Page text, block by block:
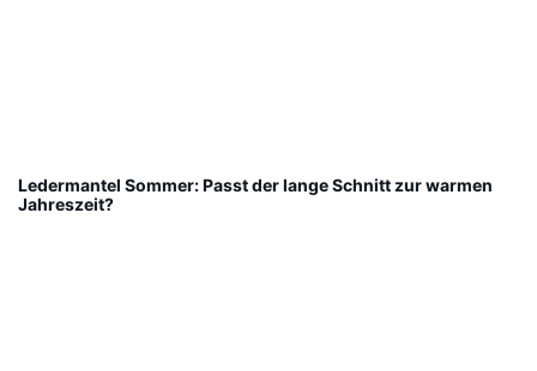
Ledermantel Sommer: Passt der lange Schnitt zur warmen
Jahreszeit?